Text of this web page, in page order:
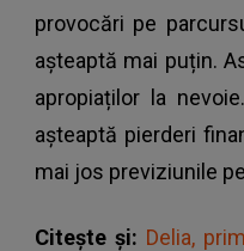
provocări pe
așteaptă mai puțin.
apropiaților la nevoie.
așteaptă pierderi
mai jos previziunile
Citește și: Delia,